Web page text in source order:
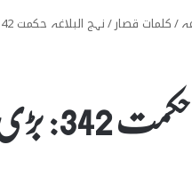
/کلمات قصار/نہج البلاغہ حکمت 342: بڑی دولت مندی
دولت مندی